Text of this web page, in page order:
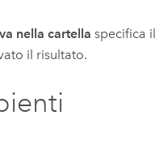
nella cartella specifica
il risultato.